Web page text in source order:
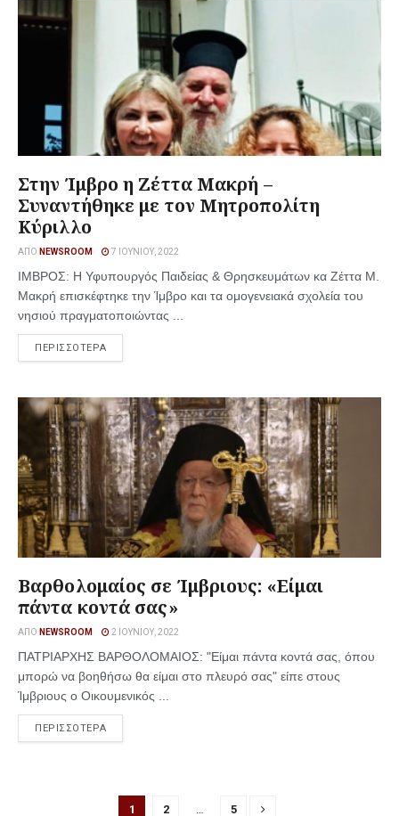
Στην Ίμβρο η Ζέττα Μακρή –
Συναντήθηκε με τον Μητροπολίτη
Κύριλλο
ΑΠΌ NEWSROOM 7 ΙΟΥΝΊΟΥ, 2022
ΙΜΒΡΟΣ: Η Υφυπουργός Παιδείας & Θρησκευμάτων κα Ζέττα Μ.
Μακρή επισκέφτηκε την Ίμβρο και τα ομογενειακά σχολεία του
νησιού πραγματοποιώντας ...
ΠΕΡΙΣΣΟΤΕΡΑ
Βαρθολομαίος σε Ίμβριους: «Είμαι
πάντα κοντά σας»
ΑΠΌ NEWSROOM 2 ΙΟΥΝΊΟΥ, 2022
ΠΑΤΡΙΑΡΧΗΣ ΒΑΡΘΟΛΟΜΑΙΟΣ: "Είμαι πάντα κοντά σας, όπου
μπορώ να βοηθήσω θα είμαι στο πλευρό σας" είπε στους
Ίμβριους ο Οικουμενικός ...
ΠΕΡΙΣΣΟΤΕΡΑ
1 2 … 5